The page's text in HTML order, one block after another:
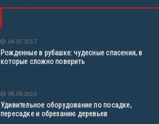
04.07.2017
Рожденные в рубашке: чудесные спасения, в
которые сложно поверить
08.09.2016
Удивительное оборудование по посадке,
пересадке и обрезанию деревьев